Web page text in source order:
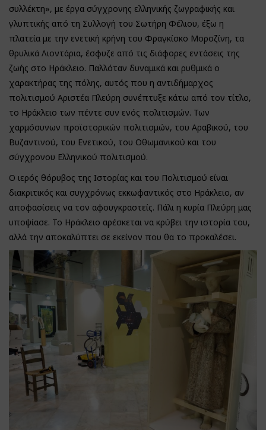
συλλέκτη», με έργα σύγχρονης ελληνικής ζωγραφικής και
γλυπτικής από τη Συλλογή του Σωτήρη Φέλιου, έξω η
πλατεία με την ενετική κρήνη του Φραγκίσκο Μοροζίνη, τα
θρυλικά Λιοντάρια, έσφυζε από τις διάφορες εντάσεις της
ζωής στο Ηράκλειο. Παλλόταν δυναμικά και ρυθμικά ο
χαρακτήρας της πόλης, αυτός που η αντιδήμαρχος
πολιτισμού Αριστέα Πλεύρη συνέπτυξε κάτω από τον τίτλο,
το Ηράκλειο των πέντε συν ενός πολιτισμών. Των
χαρμόσυνων προϊστορικών πολιτισμών, του Αραβικού, του
Βυζαντινού, του Ενετικού, του Οθωμανικού και του
σύγχρονου Ελληνικού πολιτισμού.
Ο ιερός θόρυβος της Ιστορίας και του Πολιτισμού είναι
διακριτικός και συγχρόνως εκκωφαντικός στο Ηράκλειο, αν
αποφασίσεις να τον αφουγκραστείς. Πάλι η κυρία Πλεύρη μας
υποψίασε. Το Ηράκλειο αρέσκεται να κρύβει την ιστορία του,
αλλά την αποκαλύπτει σε εκείνον που θα το προκαλέσει.